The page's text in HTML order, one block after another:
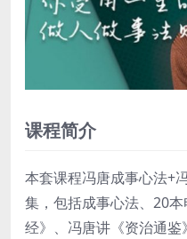
课程简介
本套课程冯唐成事心法+
集，包括成事心法、20
经》、冯唐讲《资治通